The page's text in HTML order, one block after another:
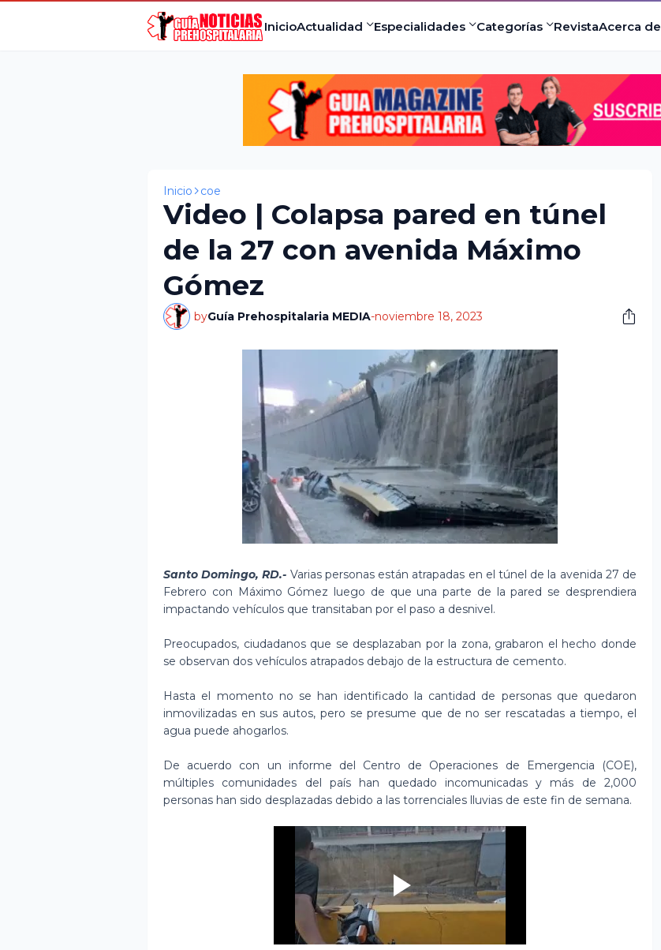
InicioActualidad Especialidades Categorías RevistaAcerca de
Inicio coe
Video | Colapsa pared en túnel
de la 27 con avenida Máximo
Gómez
byGuía Prehospitalaria MEDIA-noviembre 18, 2023
Santo Domingo, RD.- Varias personas están atrapadas en el túnel de la avenida 27 de
Febrero con Máximo Gómez luego de que una parte de la pared se desprendiera
impactando vehículos que transitaban por el paso a desnivel.
Preocupados, ciudadanos que se desplazaban por la zona, grabaron el hecho donde
se observan dos vehículos atrapados debajo de la estructura de cemento.
Hasta el momento no se han identificado la cantidad de personas que quedaron
inmovilizadas en sus autos, pero se presume que de no ser rescatadas a tiempo, el
agua puede ahogarlos.
De acuerdo con un informe del Centro de Operaciones de Emergencia (COE),
múltiples comunidades del país han quedado incomunicadas y más de 2,000
personas han sido desplazadas debido a las torrenciales lluvias de este fin de semana.